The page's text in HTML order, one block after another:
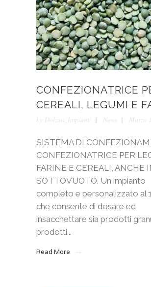
CONFEZIONATRICE
CEREALI, LEGUMI E
by Dolzan_Impianti News Marzo
SISTEMA DI
CONFEZIONATRICE PER
FARINE E CEREALI, ANCHE
SOTTOVUOTO. Un impianto
completo e personalizzato al
che consente di dosare ed
insacchettare sia prodotti
prodotti...
Read More